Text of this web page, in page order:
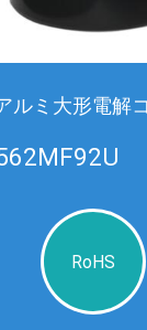
ルミ大形電解
RoHS